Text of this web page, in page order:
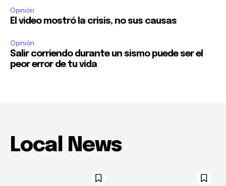
Opinión
El video mostró la crisis, no sus causas
Opinión
Salir corriendo durante un sismo puede ser el
peor error de tu vida
Local News